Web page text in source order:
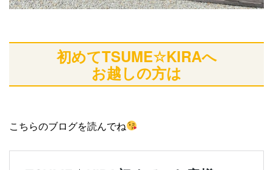
初めてTSUME☆KIRAへ
お越しの方は
こちらのブログを読んでね